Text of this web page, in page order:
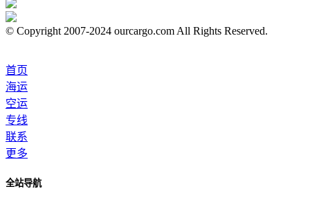
© Copyright 2007-2024 ourcargo.com All Rights Reserved.
首页
海运
空运
专线
联系
更多
全站导航